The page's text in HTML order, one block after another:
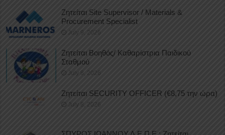
Ζητείται Site Supervisor / Materials &
Procurement Specialist
July 9, 2026
Ζητείται Βοηθός/ Καθαρίστρια Παιδικού
Σταθμού
July 8, 2026
Ζητείται SECURITY OFFICER (€8,75 την ώρα)
July 8, 2026